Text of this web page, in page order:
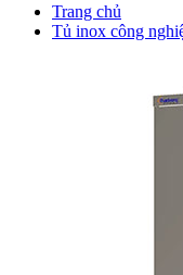
Trang chủ
Tủ inox công